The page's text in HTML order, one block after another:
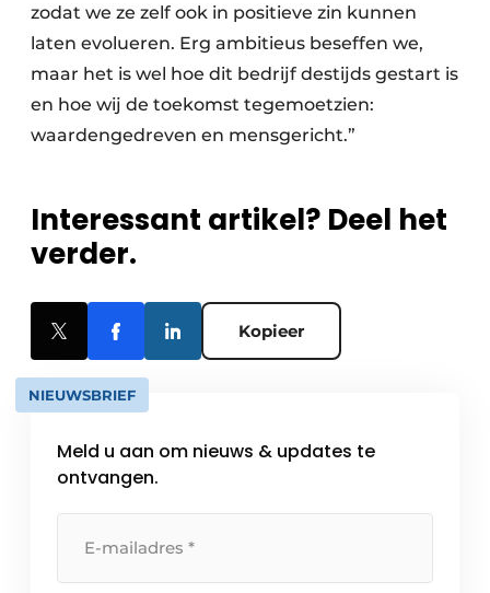
zodat we ze zelf ook in positieve zin kunnen
laten evolueren. Erg ambitieus beseffen we,
maar het is wel hoe dit bedrijf destijds gestart is
en hoe wij de toekomst tegemoetzien:
waardengedreven en mensgericht.”
Interessant artikel? Deel het
verder.
Kopieer
NIEUWSBRIEF
Meld u aan om nieuws & updates te
ontvangen.